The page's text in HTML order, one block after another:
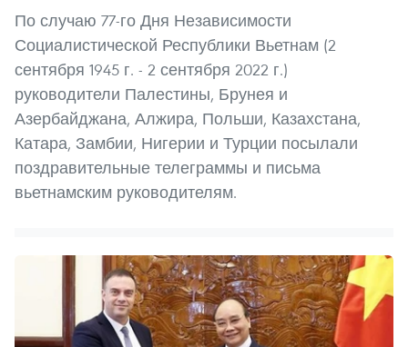
По случаю 77-го Дня Независимости
Социалистической Республики Вьетнам (2
сентября 1945 г. - 2 сентября 2022 г.)
руководители Палестины, Брунея и
Азербайджана, Алжира, Польши, Казахстана,
Катара, Замбии, Нигерии и Турции посылали
поздравительные телеграммы и письма
вьетнамским руководителям.